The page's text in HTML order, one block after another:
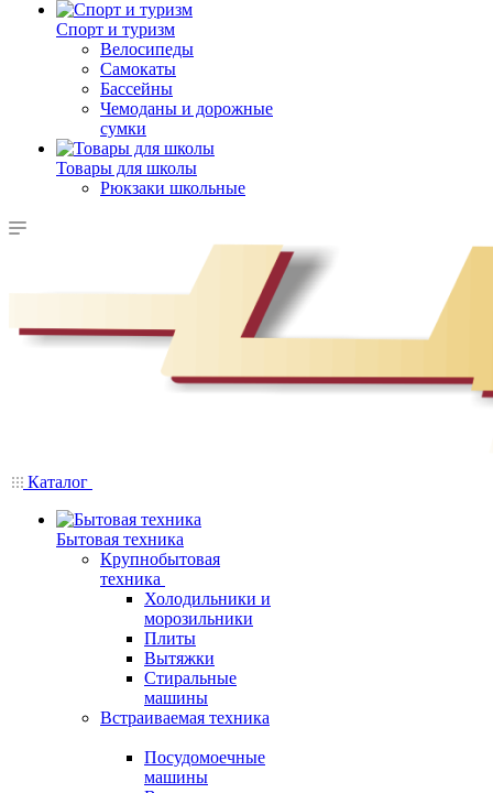
Спорт и туризм
Велосипеды
Самокаты
Бассейны
Чемоданы и дорожные
сумки
Товары для школы
Рюкзаки школьные
Каталог
Бытовая техника
Крупнобытовая
техника
Холодильники и
морозильники
Плиты
Вытяжки
Стиральные
машины
Встраиваемая техника
Посудомоечные
машины